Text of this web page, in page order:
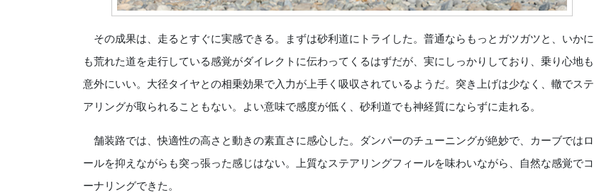
その成果は、走るとすぐに実感できる。まずは砂利道にトライした。普通ならもっとガツガツと、いかに
も荒れた道を走行している感覚がダイレクトに伝わってくるはずだが、実にしっかりしており、乗り心地も
意外にいい。大径タイヤとの相乗効果で入力が上手く吸収されているようだ。突き上げは少なく、轍でステ
アリングが取られることもない。よい意味で感度が低く、砂利道でも神経質にならずに走れる。
舗装路では、快適性の高さと動きの素直さに感心した。ダンパーのチューニングが絶妙で、カーブではロ
ールを抑えながらも突っ張った感じはない。上質なステアリングフィールを味わいながら、自然な感覚でコ
ーナリングできた。